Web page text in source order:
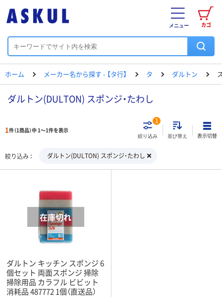
カゴ
メニュー
ホーム メーカー名から探す - 【タ行】 タ ダルトン
ダルトン(DULTON) スポンジ・たわし
1件（1商品）中 1～1件を表示
絞り込み
1
並び替え 表示切替
絞り込み ダルトン(DULTON) スポンジ・たわし
ダルトン キッチン スポンジ 6
個セット 両面スポンジ 掃除
掃除用品 カラフル ビビット
消耗品 487772 1個（直送品）